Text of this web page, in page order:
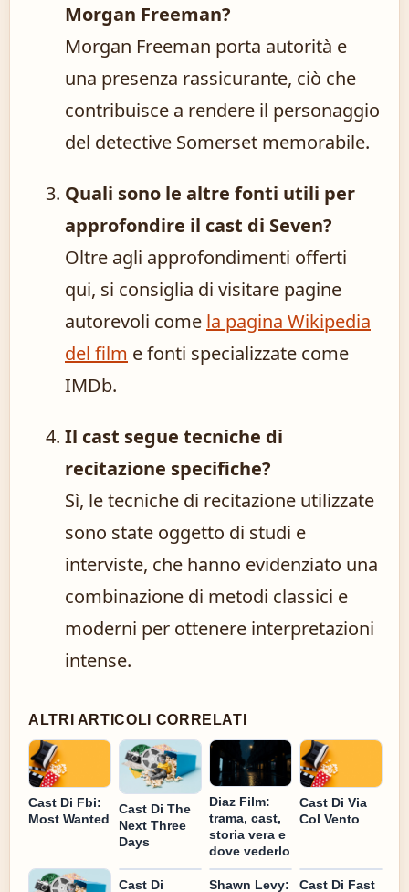
Morgan Freeman?
Morgan Freeman porta autorità e
una presenza rassicurante, ciò che
contribuisce a rendere il personaggio
del detective Somerset memorabile.
Quali sono le altre fonti utili per
approfondire il cast di Seven?
Oltre agli approfondimenti offerti
qui, si consiglia di visitare pagine
autorevoli come la pagina Wikipedia
del film e fonti specializzate come
IMDb.
Il cast segue tecniche di
recitazione specifiche?
Sì, le tecniche di recitazione utilizzate
sono state oggetto di studi e
interviste, che hanno evidenziato una
combinazione di metodi classici e
moderni per ottenere interpretazioni
intense.
ALTRI ARTICOLI CORRELATI
Cast Di Fbi:
Most Wanted
Cast Di The
Next Three
Days
Diaz Film:
trama, cast,
storia vera e
dove vederlo
Cast Di Via
Col Vento
Cast Di
Shawn Levy:
Cast Di Fast